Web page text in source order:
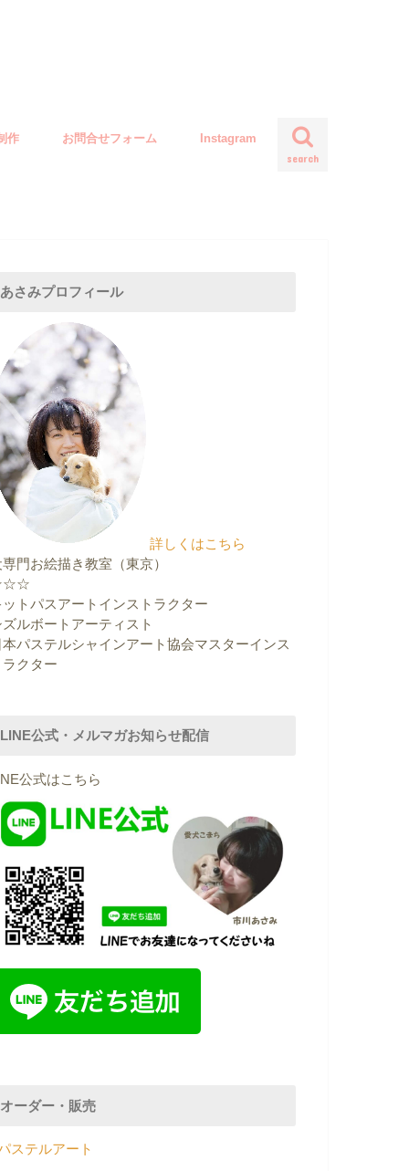
search
作 お問合せフォーム Instagram
あさみプロフィール
詳しくはこちら
門お絵描き教室（東京）
ットパスアートインストラクター
ズルボートアーティスト
本パステルシャインアート協会マスターインス
ラクター
LINE公式・メルマガお知らせ配信
公式はこちら
オーダー・販売
ステルアート